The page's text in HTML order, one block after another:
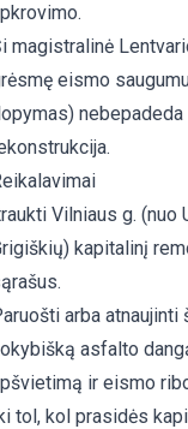
magistralinė
eismo
Vilniaus g. (nuo
kapitalinį
arba
asfalto
ir eismo
tol, kol prasidės